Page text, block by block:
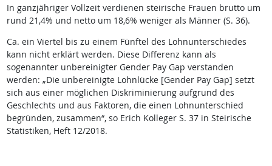
In ganzjähriger Vollzeit verdienen steirische Frauen brutto um
rund 21,4% und netto um 18,6% weniger als Männer (S. 36).
Ca. ein Viertel bis zu einem Fünftel des Lohnunterschiedes
kann nicht erklärt werden. Diese Differenz kann als
sogenannter unbereinigter Gender Pay Gap verstanden
werden: „Die unbereinigte Lohnlücke [Gender Pay Gap] setzt
sich aus einer möglichen Diskriminierung aufgrund des
Geschlechts und aus Faktoren, die einen Lohnunterschied
begründen, zusammen“, so Erich Kolleger S. 37 in Steirische
Statistiken, Heft 12/2018.